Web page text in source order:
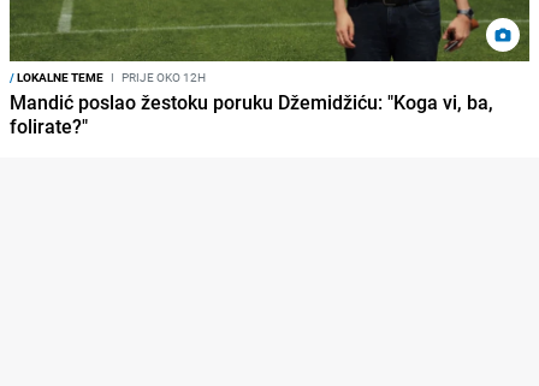
/LOKALNE TEME I PRIJE OKO 12H
Mandić poslao žestoku poruku Džemidžiću: "Koga vi, ba,
folirate?"